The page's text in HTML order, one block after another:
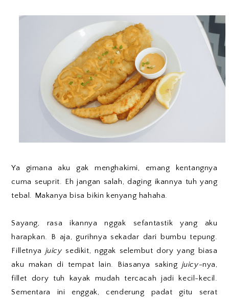
Ya gimana aku gak menghakimi, emang kentangnya
cuma seuprit. Eh jangan salah, daging ikannya tuh yang
tebal. Makanya bisa bikin kenyang hahaha.
Sayang, rasa ikannya nggak sefantastik yang aku
harapkan. B aja, gurihnya sekadar dari bumbu tepung.
Filletnya juicy sedikit, nggak selembut dory yang biasa
aku makan di tempat lain. Biasanya saking juicy-nya,
fillet dory tuh kayak mudah tercacah jadi kecil-kecil.
Sementara ini enggak, cenderung padat gitu serat